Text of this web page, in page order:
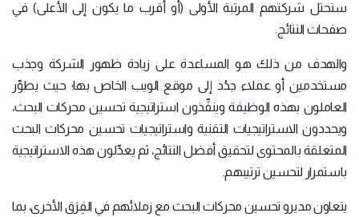
ستحتل شركتهم المرتبة الأولى (أو أقرب ما يكون إلى الأعلى) في
صفحات النتائج.
والهدف من ذلك هو المساعدة على زيادة ظهور الشركة وجذب
مستخدمين أو عملاء جدُد إلى موقع الويب الخاص بها؛ حيث يطوِّر
العاملون بهذه الوظيفة وينفِّذون استراتيجية تحسين محركات البحث،
ويحددون الاستراتيجيات التقنية واستراتيجيات تحسين محركات البحث
المتعلقة بالمحتوى لتحقيق أفضل النتائج، ثم يعدِّلون هذه الاستراتيجية
باستمرار لتحسين ترتيبهم.
يتعاون مديرو تحسين محركات البحث مع زملائهم في الفِرَق الأخرى، بما